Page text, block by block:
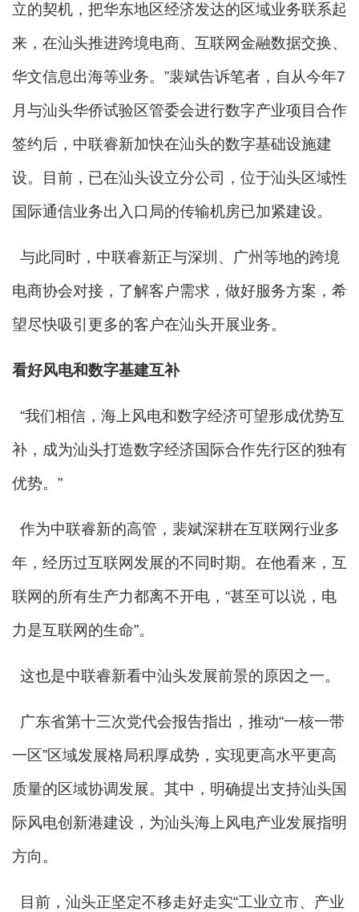
立的契机，把华东地区经济发达的区域业务联系起
来，在汕头推进跨境电商、互联网金融数据交换、
华文信息出海等业务。”裴斌告诉笔者，自从今年7
月与汕头华侨试验区管委会进行数字产业项目合作
签约后，中联睿新加快在汕头的数字基础设施建
设。目前，已在汕头设立分公司，位于汕头区域性
国际通信业务出入口局的传输机房已加紧建设。
与此同时，中联睿新正与深圳、广州等地的跨境
电商协会对接，了解客户需求，做好服务方案，希
望尽快吸引更多的客户在汕头开展业务。
看好风电和数字基建互补
“我们相信，海上风电和数字经济可望形成优势互
补，成为汕头打造数字经济国际合作先行区的独有
优势。”
作为中联睿新的高管，裴斌深耕在互联网行业多
年，经历过互联网发展的不同时期。在他看来，互
联网的所有生产力都离不开电，“甚至可以说，电
力是互联网的生命”。
这也是中联睿新看中汕头发展前景的原因之一。
广东省第十三次党代会报告指出，推动“一核一带
一区”区域发展格局积厚成势，实现更高水平更高
质量的区域协调发展。其中，明确提出支持汕头国
际风电创新港建设，为汕头海上风电产业发展指明
方向。
目前，汕头正坚定不移走好走实“工业立市、产业